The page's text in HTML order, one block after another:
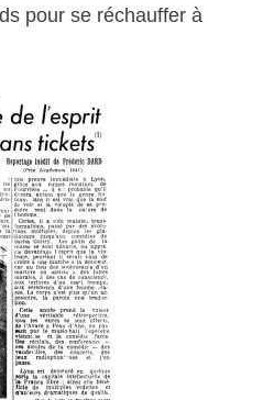
pour se réchauffer à